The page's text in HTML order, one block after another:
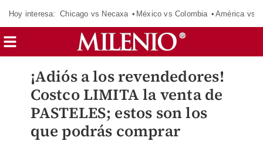
Hoy interesa: Chicago vs Necaxa México vs Colombia América vs
¡Adiós a los revendedores!
Costco LIMITA la venta de
PASTELES; estos son los
que podrás comprar